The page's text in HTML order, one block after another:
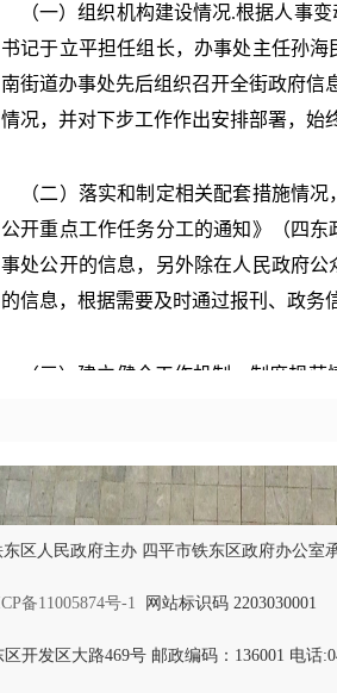
（一）组织机构建设情况.根据人事
书记于立平担任组长，办事处主任孙
南街道办事处先后组织召开全街政府信
情况，并对下步工作作出安排部署，始
（二）落实和制定相关配套措施情况
公开重点工作任务分工的通知》（四
事处公开的信息，另外除在人民政府
的信息，根据需要及时通过报刊、政务
（三）建立健全工作机制、制度规范
重要指标，确保了信息公开工作依法
抓共管的工作局面。
二、主动公开政府信息情况
2013-2017年，通过不同渠道和方式